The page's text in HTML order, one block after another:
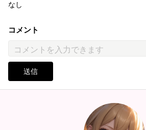
なし
コメント
送信